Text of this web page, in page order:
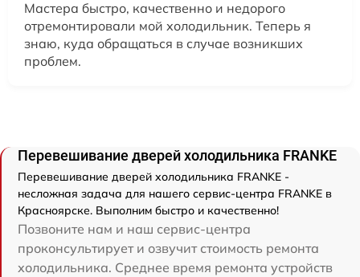
Мастера быстро, качественно и недорого
отремонтировали мой холодильник. Теперь я
знаю, куда обращаться в случае возникших
проблем.
Перевешивание дверей холодильника FRANKE
Перевешивание дверей холодильника FRANKE -
несложная задача для нашего сервис-центра FRANKE в
Красноярске. Выполним быстро и качественно!
Позвоните нам и наш сервис-центра
проконсультирует и озвучит стоимость ремонта
холодильника. Среднее время ремонта устройств